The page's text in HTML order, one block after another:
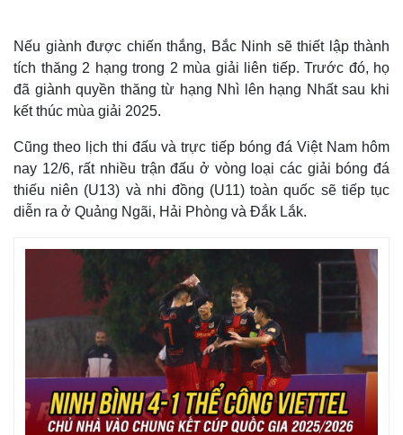
Cuộc sống đó đây
Hồ sơ
Multimedia
Video
Ảnh
E-Magazine
Nếu giành được chiến thắng, Bắc Ninh sẽ thiết lập thành
tích thăng 2 hạng trong 2 mùa giải liên tiếp. Trước đó, họ
đã giành quyền thăng từ hạng Nhì lên hạng Nhất sau khi
kết thúc mùa giải 2025.
Cũng theo lịch thi đấu và trực tiếp bóng đá Việt Nam hôm
nay 12/6, rất nhiều trận đấu ở vòng loại các giải bóng đá
thiếu niên (U13) và nhi đồng (U11) toàn quốc sẽ tiếp tục
diễn ra ở Quảng Ngãi, Hải Phòng và Đắk Lắk.